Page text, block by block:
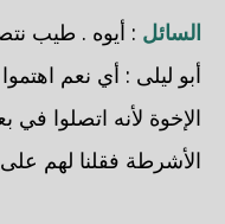
السائل : أيوه . طيب
أبو ليلى : أي نعم
الإخوة لأنه اتصلوا
الأشرطة فقلنا لهم